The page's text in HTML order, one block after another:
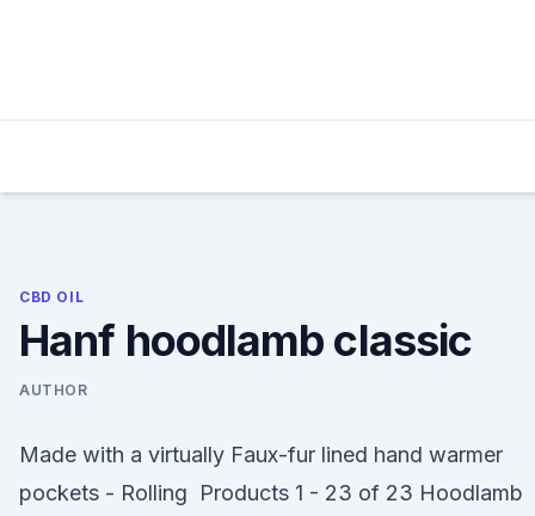
CBD OIL
Hanf hoodlamb classic
AUTHOR
Made with a virtually Faux-fur lined hand warmer
pockets - Rolling Products 1 - 23 of 23 Hoodlamb